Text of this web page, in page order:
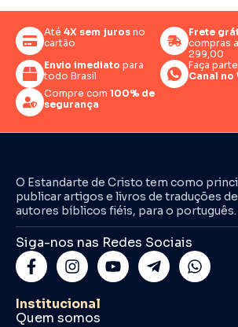
Até 4X sem juros no
cartão
Frete
compras
299,00
Envio imediato para
todo Brasil
Faça
Canal no
Compre com 100% de
segurança
O Estandarte de Cristo tem como
publicar artigos e livros de traduções
autores bíblicos fiéis, para o português.
Siga-nos nas Redes Sociais
Institucional
Quem somos